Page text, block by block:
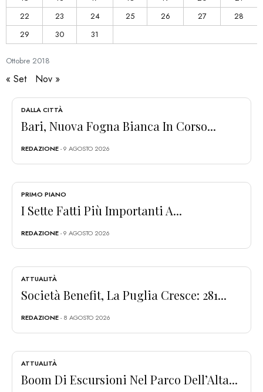
Ottobre 2018
22
23 24 25 26 27
28
29
30 31
« Set Nov »
DALLA CITTÀ
Bari, Nuova Fogna Bianca In Corso...
REDAZIONE- 9 AGOSTO 2026
PRIMO PIANO
I Sette Fatti Più Importanti A...
REDAZIONE- 9 AGOSTO 2026
ATTUALITÀ
Società Benefit, La Puglia Cresce: 281...
REDAZIONE- 8 AGOSTO 2026
ATTUALITÀ
Boom Di Escursioni Nel Parco Dell’Alta...